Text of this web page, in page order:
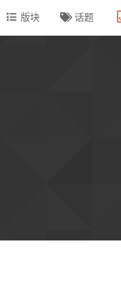
版块 话题